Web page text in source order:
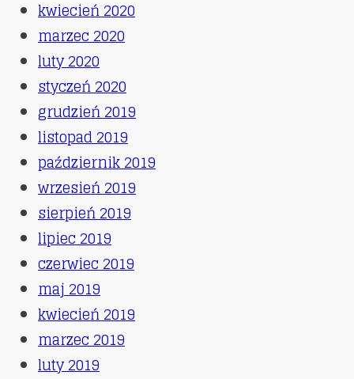
kwiecień 2020
marzec 2020
luty 2020
styczeń 2020
grudzień 2019
listopad 2019
październik 2019
wrzesień 2019
sierpień 2019
lipiec 2019
czerwiec 2019
maj 2019
kwiecień 2019
marzec 2019
luty 2019